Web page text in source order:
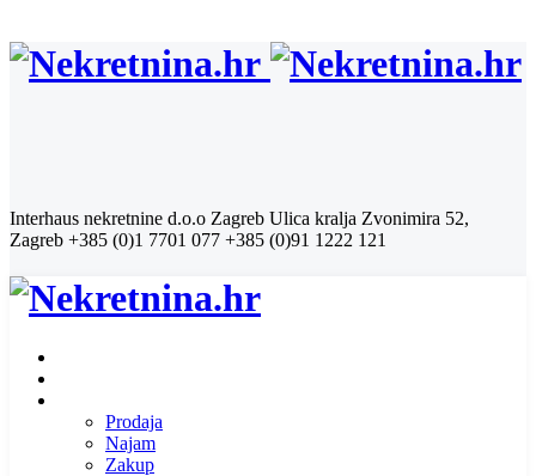
Interhaus nekretnine d.o.o Zagreb Ulica kralja Zvonimira 52,
Zagreb +385 (0)1 7701 077 +385 (0)91 1222 121
Prodaja
Najam
Zakup